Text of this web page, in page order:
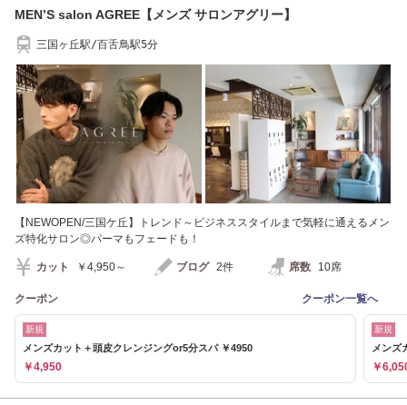
MEN’S salon AGREE【メンズ サロンアグリー】
三国ヶ丘駅/百舌鳥駅5分
【NEWOPEN/三国ケ丘】トレンド～ビジネススタイルまで気軽に通えるメン
ズ特化サロン◎パーマもフェードも！
カット ￥4,950～ ブログ 2件 席数 10席
クーポン クーポン一覧へ
新規
メンズカット＋頭皮クレンジングor5分スパ ￥4950
￥4,950
新規
メンズ
￥